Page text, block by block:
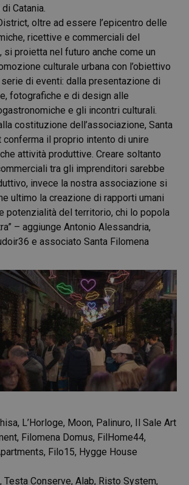
Catania.
oltre ad essere l’epicentro delle
ricettive e commerciali del
si proietta nel futuro anche come un
culturale urbana con l’obiettivo
di eventi: dalla presentazione di
fotografiche e di design alle
e gli incontri culturali.
costituzione dell’associazione, Santa
il proprio intento di unire
attività produttive. Creare soltanto
tra gli imprenditori sarebbe
invece la nostra associazione si
ultimo la creazione di rapporti umani
potenzialità del territorio, chi lo popola
– aggiunge Antonio Alessandria,
e associato Santa Filomena
L’Horloge, Moon, Palinuro, Il Sale Art
Filomena Domus, FilHome44,
Filo15, Hygge House
Testa Conserve, Alab, Risto System,